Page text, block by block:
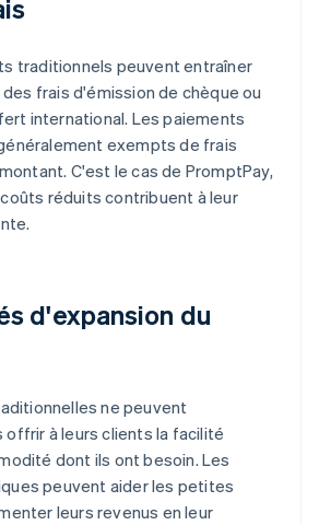
traditionnels peuvent entraîner
frais d'émission de chèque ou
international. Les paiements
exempts de frais
C'est le cas de PromptPay,
réduits contribuent à leur
d'expansion du
ne peuvent
offrir à leurs clients la facilité
dont ils ont besoin. Les
peuvent aider les petites
leurs revenus en leur